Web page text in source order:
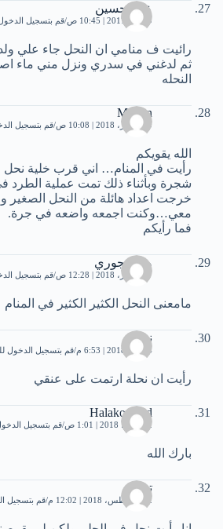
علي حسين
9 مايو، 2017 | 10:45 ص قم بتسجيل الدخول
رائيت ف منامي ان النحل جاء علي
ثم لدغني في سدري ونزل مني ماء
النحله
Mynen
20 فبراير، 2018 | 10:08 ص قم بتسجيل
الله يقويكم
رأيت في المنام… اني قرب خلية
شجرة وبأثناء ذلك تمت عملية الطرد
خرجت اعداد هائلة من النحل الصغير
معي…وكنت اجمعه واضعه في جرة.
فما رأيكم
وردة جوري
27 فبراير، 2018 | 12:28 ص قم بتسجيل
مامعنى النحل الكثير الكثير في المنام
ندى
4 مايو، 2018 | 6:53 م قم بتسجيل الدخول
رأيت ان نحلة ارتمت على عنقي
Halakorshed
12 يوليو، 2018 | 1:01 ص قم بتسجيل
بارك الله
تمير
22 أغسطس، 2018 | 12:02 م قم بتسجيل